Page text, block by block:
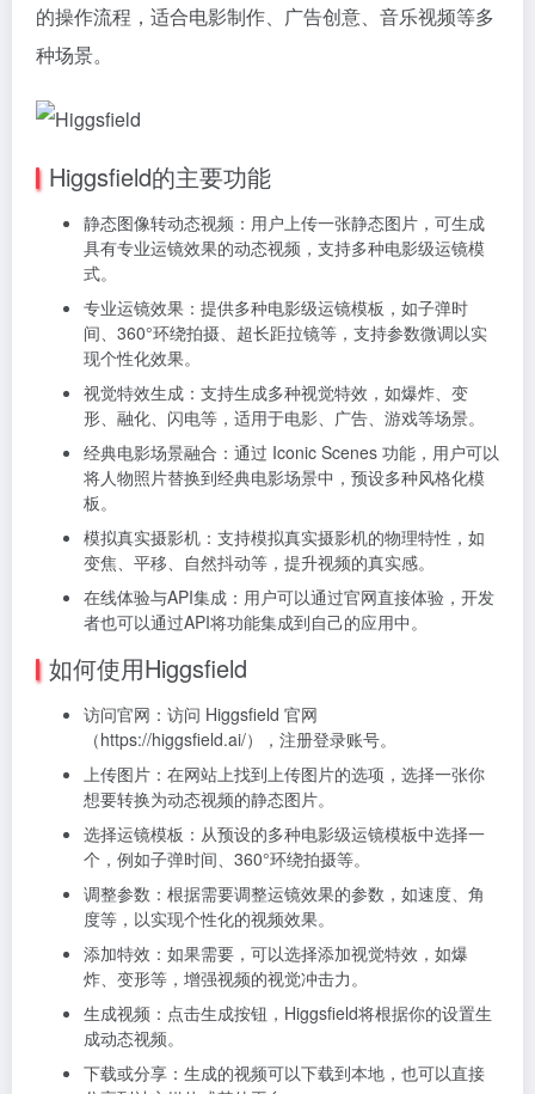
的操作流程，适合电影制作、广告创意、音乐视频等多
种场景。
Higgsfield的主要功能
静态图像转动态视频：用户上传一张静态图片，可生成
具有专业运镜效果的动态视频，支持多种电影级运镜模
式。
专业运镜效果：提供多种电影级运镜模板，如子弹时
间、360°环绕拍摄、超长距拉镜等，支持参数微调以实
现个性化效果。
视觉特效生成：支持生成多种视觉特效，如爆炸、变
形、融化、闪电等，适用于电影、广告、游戏等场景。
经典电影场景融合：通过 Iconic Scenes 功能，用户可以
将人物照片替换到经典电影场景中，预设多种风格化模
板。
模拟真实摄影机：支持模拟真实摄影机的物理特性，如
变焦、平移、自然抖动等，提升视频的真实感。
在线体验与API集成：用户可以通过官网直接体验，开发
者也可以通过API将功能集成到自己的应用中。
如何使用Higgsfield
访问官网：访问 Higgsfield 官网
（https://higgsfield.ai/），注册登录账号。
上传图片：在网站上找到上传图片的选项，选择一张你
想要转换为动态视频的静态图片。
选择运镜模板：从预设的多种电影级运镜模板中选择一
个，例如子弹时间、360°环绕拍摄等。
调整参数：根据需要调整运镜效果的参数，如速度、角
度等，以实现个性化的视频效果。
添加特效：如果需要，可以选择添加视觉特效，如爆
炸、变形等，增强视频的视觉冲击力。
生成视频：点击生成按钮，Higgsfield将根据你的设置生
成动态视频。
下载或分享：生成的视频可以下载到本地，也可以直接